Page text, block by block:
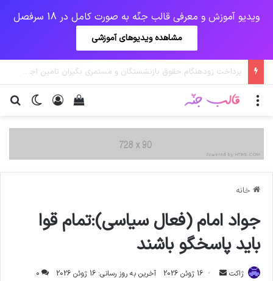
ویدیو آموزش و معرفی قالب جنّه به صورت کامل در 18 سرفصل
مشاهده ویدیوهای آموزشی
پرداخت حقوق کارکنان دستگاه‌ها در سال ۱۴۰۰ منوط به ثبت اطلاعات کارکنان در سامانه شد
تغییر ورود
دیدن سبد خرید منو
خانه
جواد امام (فعال سیاسی):تمام قوا
باید پاسخگو باشند
ژاکت
ارسال 16 ژوئن 2026 آخرین به روز رسانی: 16 ژوئن 2026
0